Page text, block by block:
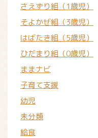
さえずり組（1歳児）
そよかぜ組（3歳児）
はばたき組（5歳児）
ひだまり組（0歳児）
ままナビ
子育て支援
幼児
未分類
給食